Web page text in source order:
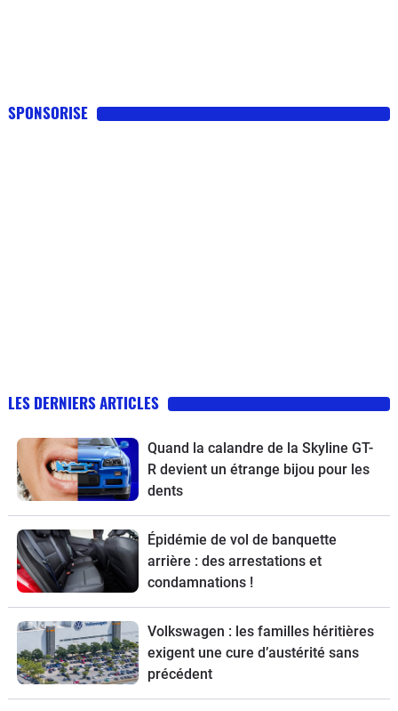
SPONSORISE
LES DERNIERS ARTICLES
Quand la calandre de la Skyline GT-
R devient un étrange bijou pour les
dents
Épidémie de vol de banquette
arrière : des arrestations et
condamnations !
Volkswagen : les familles héritières
exigent une cure d’austérité sans
précédent